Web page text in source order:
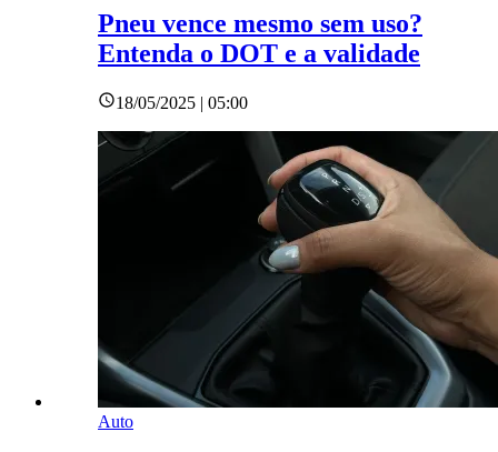
Pneu vence mesmo sem uso?
Entenda o DOT e a validade
18/05/2025 | 05:00
Auto